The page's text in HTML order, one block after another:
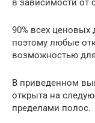
в зависимости от
90% всех ценовых
поэтому любые
возможностью
В приведенном
открыта на
пределами полос.